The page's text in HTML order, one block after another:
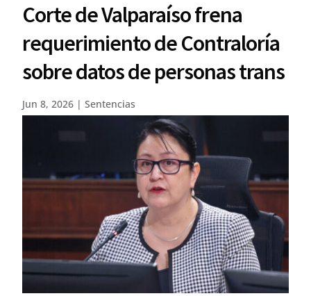
Corte de Valparaíso frena
requerimiento de Contraloría
sobre datos de personas trans
Jun 8, 2026 |Sentencias